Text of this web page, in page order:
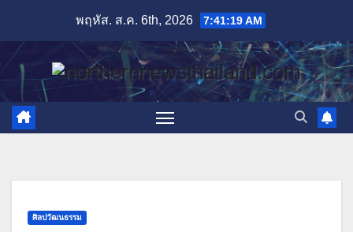
content
พฤหัส. ส.ค. 6th, 2026 7:41:21 AM
ศิลปวัฒนธรรม